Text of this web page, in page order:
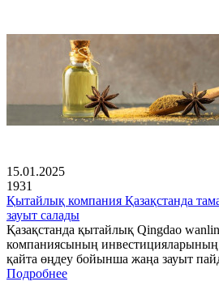
15.01.2025
1931
Қытайлық компания Қазақстанда
зауыт салады
Қазақстанда қытайлық Qingdao
компаниясының инвестицияларының
қайта өңдеу бойынша жаңа зауыт
Подробнее